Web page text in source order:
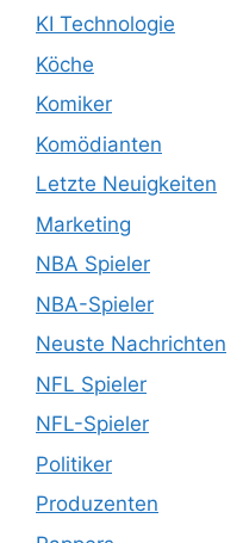
KI Technologie
Köche
Komiker
Komödianten
Letzte Neuigkeiten
Marketing
NBA Spieler
NBA-Spieler
Neuste Nachrichten
NFL Spieler
NFL-Spieler
Politiker
Produzenten